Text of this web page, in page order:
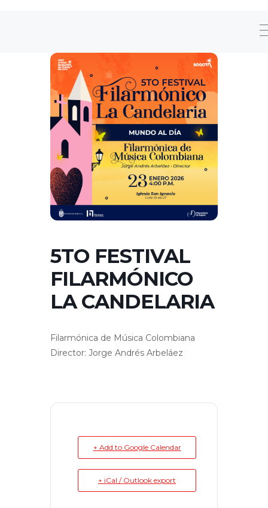
5TO FESTIVAL
FILARMÓNICO
LA CANDELARIA
Filarmónica de Música Colombiana
Director: Jorge Andrés Arbeláez
+ Add to Google Calendar
+ iCal / Outlook export